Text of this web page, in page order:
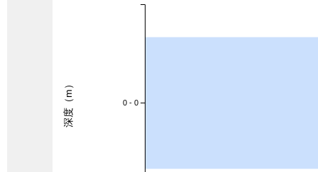
0 - 0
深度（m）